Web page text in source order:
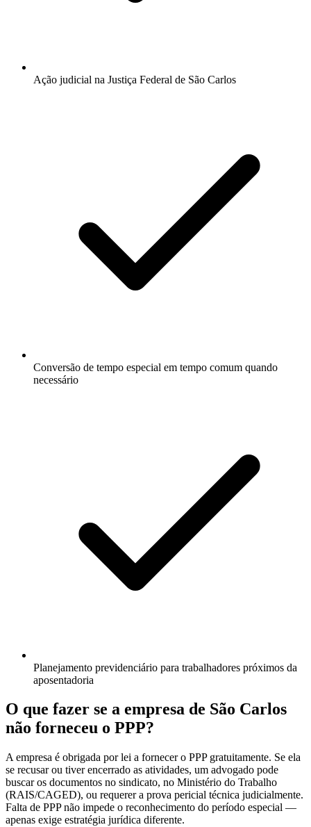
Ação judicial na Justiça Federal de São Carlos
Conversão de tempo especial em tempo comum quando
necessário
Planejamento previdenciário para trabalhadores próximos da
aposentadoria
O que fazer se a empresa de São Carlos
não forneceu o PPP?
A empresa é obrigada por lei a fornecer o PPP gratuitamente. Se ela
se recusar ou tiver encerrado as atividades, um advogado pode
buscar os documentos no sindicato, no Ministério do Trabalho
(RAIS/CAGED), ou requerer a prova pericial técnica judicialmente.
Falta de PPP não impede o reconhecimento do período especial —
apenas exige estratégia jurídica diferente.